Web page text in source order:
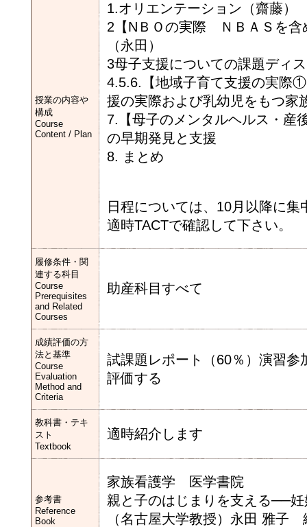
授業の内容や
構成
Course
Content / Plan
1.オリエンテーション（齋藤）
2【NＢＯの実際 ＮＢＡＳを含
（永田）
3母子支援についての課題ディ
4.5.6.【地域子育て支援の実際
援の実際および乳幼児をもつ家
7.【母子のメンタルヘルス・産
の早期発見と支援
8. まとめ
日程については、10月以降に集
適時TACTで確認して下さい。
履修条件・関
連する科目
Course
Prerequisites
and Related
Courses
助産科目すべて
成績評価の方
法と基準
Course
Evaluation
Method and
Criteria
試課題レポート（60％）演習
評価する
教科書・テキ
スト
Textbook
適時紹介します
参考書
Reference
Book
家族看護学 医学書院
親と子のはじまりを支える──
（名古屋大学教授）永田 雅子